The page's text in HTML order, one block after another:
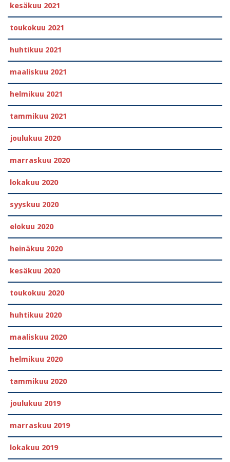
kesäkuu 2021
toukokuu 2021
huhtikuu 2021
maaliskuu 2021
helmikuu 2021
tammikuu 2021
joulukuu 2020
marraskuu 2020
lokakuu 2020
syyskuu 2020
elokuu 2020
heinäkuu 2020
kesäkuu 2020
toukokuu 2020
huhtikuu 2020
maaliskuu 2020
helmikuu 2020
tammikuu 2020
joulukuu 2019
marraskuu 2019
lokakuu 2019